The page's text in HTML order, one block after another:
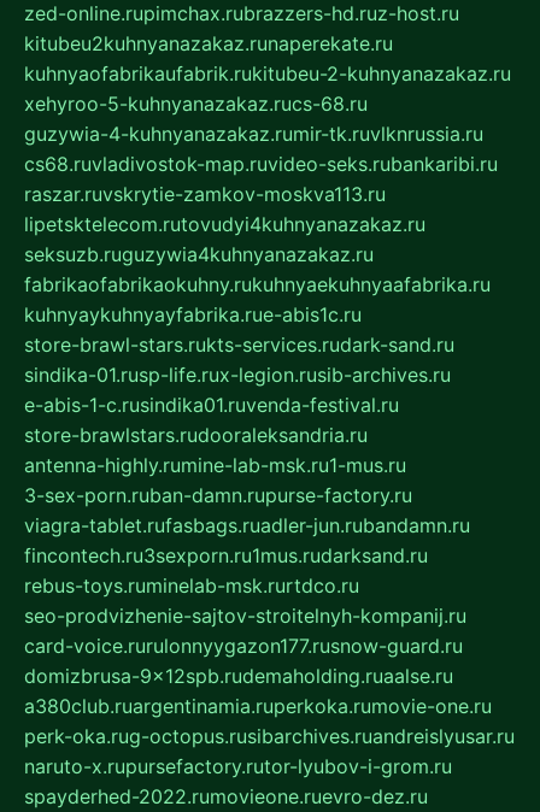
zed-online.rupimchax.rubrazzers-hd.ruz-host.ru
kitubeu2kuhnyanazakaz.runaperekate.ru
kuhnyaofabrikaufabrik.rukitubeu-2-kuhnyanazakaz.ru
xehyroo-5-kuhnyanazakaz.rucs-68.ru
guzywia-4-kuhnyanazakaz.rumir-tk.ruvlknrussia.ru
cs68.ruvladivostok-map.ruvideo-seks.rubankaribi.ru
raszar.ruvskrytie-zamkov-moskva113.ru
lipetsktelecom.rutovudyi4kuhnyanazakaz.ru
seksuzb.ruguzywia4kuhnyanazakaz.ru
fabrikaofabrikaokuhny.rukuhnyaekuhnyaafabrika.ru
kuhnyaykuhnyayfabrika.rue-abis1c.ru
store-brawl-stars.rukts-services.rudark-sand.ru
sindika-01.rusp-life.rux-legion.rusib-archives.ru
e-abis-1-c.rusindika01.ruvenda-festival.ru
store-brawlstars.rudooraleksandria.ru
antenna-highly.rumine-lab-msk.ru1-mus.ru
3-sex-porn.ruban-damn.rupurse-factory.ru
viagra-tablet.rufasbags.ruadler-jun.rubandamn.ru
fincontech.ru3sexporn.ru1mus.rudarksand.ru
rebus-toys.ruminelab-msk.rurtdco.ru
seo-prodvizhenie-sajtov-stroitelnyh-kompanij.ru
card-voice.rurulonnyygazon177.rusnow-guard.ru
domizbrusa-9x12spb.rudemaholding.ruaalse.ru
a380club.ruargentinamia.ruperkoka.rumovie-one.ru
perk-oka.rug-octopus.rusibarchives.ruandreislyusar.ru
naruto-x.rupursefactory.rutor-lyubov-i-grom.ru
spayderhed-2022.rumovieone.ruevro-dez.ru